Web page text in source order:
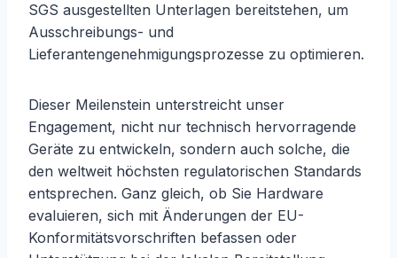
SGS ausgestellten Unterlagen bereitstehen, um
Ausschreibungs- und
Lieferantengenehmigungsprozesse zu optimieren.
Dieser Meilenstein unterstreicht unser
Engagement, nicht nur technisch hervorragende
Geräte zu entwickeln, sondern auch solche, die
den weltweit höchsten regulatorischen Standards
entsprechen. Ganz gleich, ob Sie Hardware
evaluieren, sich mit Änderungen der EU-
Konformitätsvorschriften befassen oder